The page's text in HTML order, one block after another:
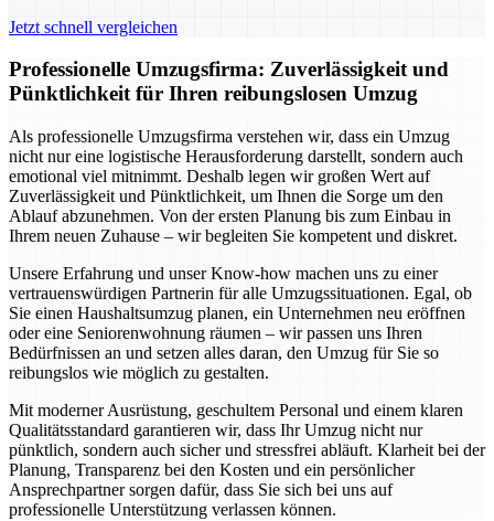
Jetzt schnell vergleichen
Professionelle Umzugsfirma: Zuverlässigkeit und
Pünktlichkeit für Ihren reibungslosen Umzug
Als professionelle Umzugsfirma verstehen wir, dass ein Umzug
nicht nur eine logistische Herausforderung darstellt, sondern auch
emotional viel mitnimmt. Deshalb legen wir großen Wert auf
Zuverlässigkeit und Pünktlichkeit, um Ihnen die Sorge um den
Ablauf abzunehmen. Von der ersten Planung bis zum Einbau in
Ihrem neuen Zuhause – wir begleiten Sie kompetent und diskret.
Unsere Erfahrung und unser Know-how machen uns zu einer
vertrauenswürdigen Partnerin für alle Umzugssituationen. Egal, ob
Sie einen Haushaltsumzug planen, ein Unternehmen neu eröffnen
oder eine Seniorenwohnung räumen – wir passen uns Ihren
Bedürfnissen an und setzen alles daran, den Umzug für Sie so
reibungslos wie möglich zu gestalten.
Mit moderner Ausrüstung, geschultem Personal und einem klaren
Qualitätsstandard garantieren wir, dass Ihr Umzug nicht nur
pünktlich, sondern auch sicher und stressfrei abläuft. Klarheit bei der
Planung, Transparenz bei den Kosten und ein persönlicher
Ansprechpartner sorgen dafür, dass Sie sich bei uns auf
professionelle Unterstützung verlassen können.